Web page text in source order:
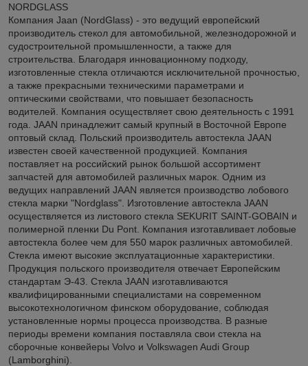
NORDGLASS
Компания Jaan (NordGlass) - это ведущий европейский
производитель стекол для автомобильной, железнодорожной и
судостроительной промышленности, а также для
строительства. Благодаря инновационному подходу,
изготовленные стекла отличаются исключительной прочностью,
а также прекрасными техническими параметрами и
оптическими свойствами, что повышает безопасность
водителей. Компания осуществляет свою деятельность с 1991
года. JAAN принадлежит самый крупный в Восточной Европе
оптовый склад. Польский производитель автостекла JAAN
известен своей качественной продукцией. Компания
поставляет на российский рынок большой ассортимент
запчастей для автомобилей различных марок. Одним из
ведущих направлений JAAN является производство лобового
стекла марки "Nordglass". Изготовление автостекла JAAN
осуществляется из листового стекла SEKURIT SAINT-GOBAIN и
полимерной пленки Du Pont. Компания изготавливает лобовые
автостекла более чем для 550 марок различных автомобилей.
Стекла имеют высокие эксплуатационные характеристики.
Продукция польского производителя отвечает Европейским
стандартам Э-43. Стекла JAAN изготавливаются
квалифицированными специалистами на современном
высокотехнологичном финском оборудование, соблюдая
установленные нормы процесса производства. В разные
периоды времени компания поставляла свои стекла на
сборочные конвейеры Volvo и Volkswagen Audi Group
(Lamborghini).